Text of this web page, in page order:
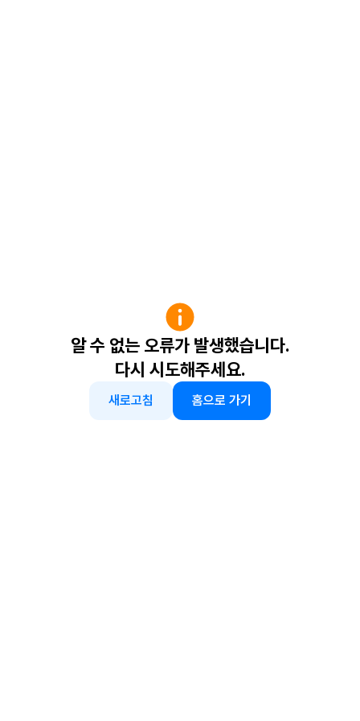
알 수 없는 오류가 발생했습니다.
다시 시도해주세요.
새로고침 홈으로 가기